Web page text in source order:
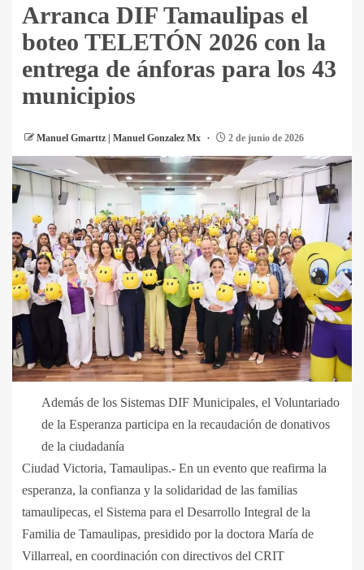
Arranca DIF Tamaulipas el
boteo TELETÓN 2026 con la
entrega de ánforas para los 43
municipios
Manuel Gmarttz | Manuel Gonzalez Mx 2 de junio de 2026
Además de los Sistemas DIF Municipales, el Voluntariado
de la Esperanza participa en la recaudación de donativos
de la ciudadanía
Ciudad Victoria, Tamaulipas.- En un evento que reafirma la
esperanza, la confianza y la solidaridad de las familias
tamaulipecas, el Sistema para el Desarrollo Integral de la
Familia de Tamaulipas, presidido por la doctora María de
Villarreal, en coordinación con directivos del CRIT